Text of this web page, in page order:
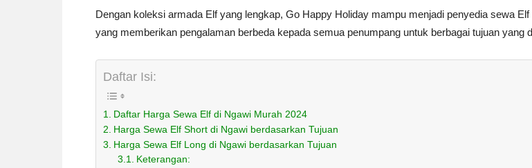
Dengan koleksi armada Elf yang lengkap, Go Happy Holiday mampu menjadi penyedia sewa Elf
yang memberikan pengalaman berbeda kepada semua penumpang untuk berbagai tujuan yang
Daftar Isi:
Daftar Harga Sewa Elf di Ngawi Murah 2024
Harga Sewa Elf Short di Ngawi berdasarkan Tujuan
Harga Sewa Elf Long di Ngawi berdasarkan Tujuan
Keterangan: